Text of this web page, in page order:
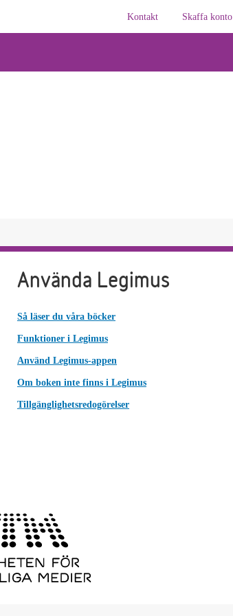
Kontakt
Skaffa konto
Använda Legimus
Så läser du våra böcker
Funktioner i Legimus
Använd Legimus-appen
Om boken inte finns i Legimus
Tillgänglighetsredogörelser